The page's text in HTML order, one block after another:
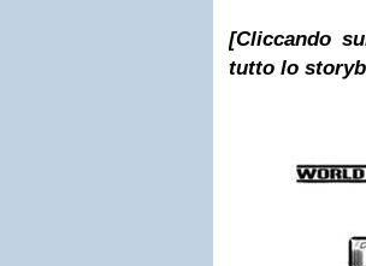
[Cliccando
tutto lo